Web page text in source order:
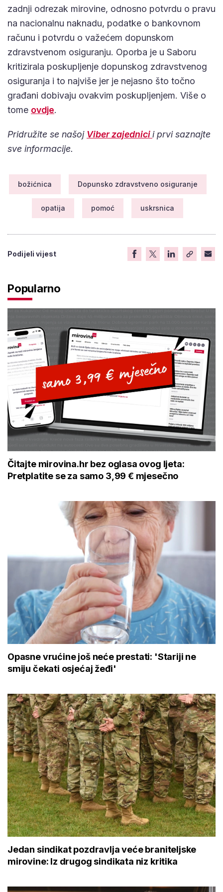
zadnji odrezak mirovine, odnosno potvrdu o pravu
na nacionalnu naknadu, podatke o bankovnom
računu i potvrdu o važećem dopunskom
zdravstvenom osiguranju. Oporba je u Saboru
kritizirala poskupljenje dopunskog zdravstvenog
osiguranja i to najviše jer je nejasno što točno
građani dobivaju ovakvim poskupljenjem. Više o
tome ovdje.
Pridružite se našoj Viber zajednicii prvi saznajte
sve informacije.
božićnica Dopunsko zdravstveno osiguranje
opatija pomoć uskrsnica
Podijeli vijest
Popularno
Čitajte mirovina.hr bez oglasa ovog ljeta:
Pretplatite se za samo 3,99 € mjesečno
Opasne vrućine još neće prestati: 'Stariji ne
smiju čekati osjećaj žeđi'
Jedan sindikat pozdravlja veće braniteljske
mirovine: Iz drugog sindikata niz kritika